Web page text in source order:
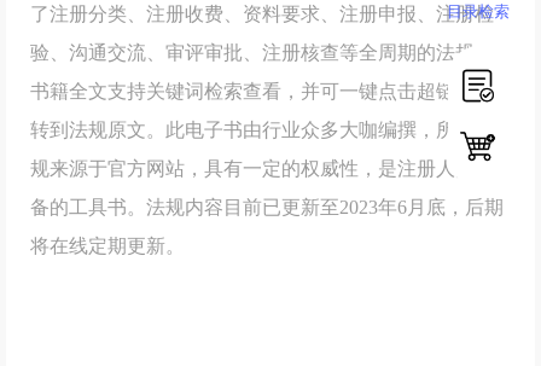
了注册分类、注册收费、资料要求、注册申报、注册检
验、沟通交流、审评审批、注册核查等全周期的法规。
书籍全文支持关键词检索查看， 并可一键点击超链接跳
转到法规原文。此电子书由行业众多大咖编撰，所有法
规来源于官方网站，具有一定的权威性，是注册人员必
备的工具书。法规内容目前已更新至2023年6月底，后期
将在线定期更新。
目录检索